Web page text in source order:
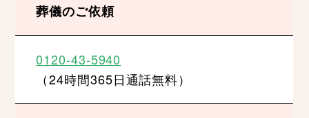
葬儀のご依頼
0120-43-5940
（24時間365日通話無料）